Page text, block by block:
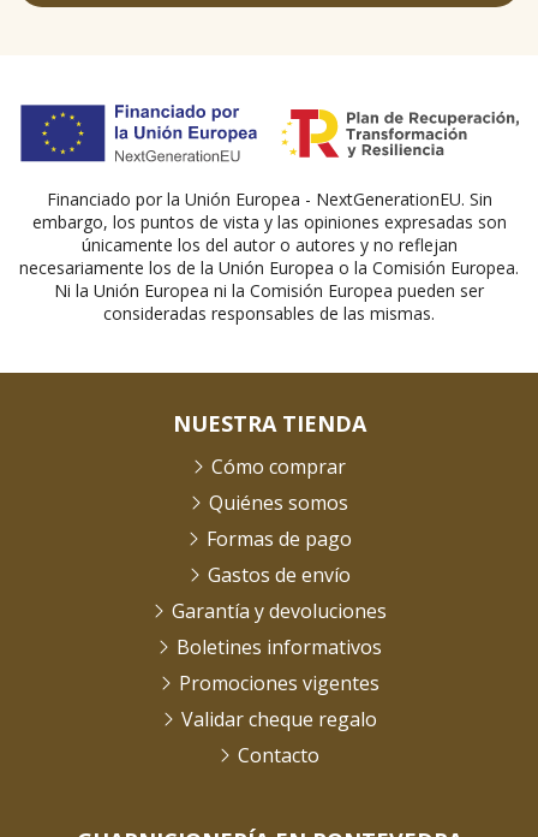
Financiado por la Unión Europea - NextGenerationEU. Sin
embargo, los puntos de vista y las opiniones expresadas son
únicamente los del autor o autores y no reflejan
necesariamente los de la Unión Europea o la Comisión Europea.
Ni la Unión Europea ni la Comisión Europea pueden ser
consideradas responsables de las mismas.
NUESTRA TIENDA
Cómo comprar
Quiénes somos
Formas de pago
Gastos de envío
Garantía y devoluciones
Boletines informativos
Promociones vigentes
Validar cheque regalo
Contacto